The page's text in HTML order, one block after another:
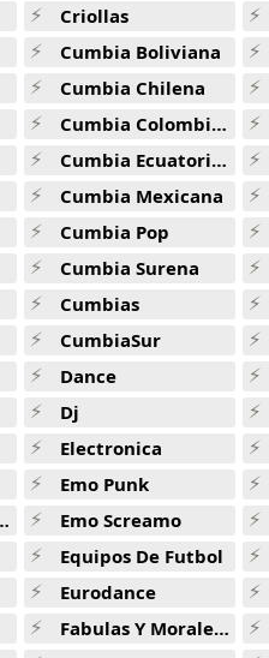
Criollas
Cumbia Boliviana
Cumbia Chilena
Cumbia Colombiana
Cumbia Ecuatoriana
Cumbia Mexicana
Cumbia Pop
Cumbia Surena
Cumbias
CumbiaSur
Dance
Dj
Electronica
Emo Punk
Emo Screamo
Equipos De Futbol
Eurodance
Fabulas Y Moralejas